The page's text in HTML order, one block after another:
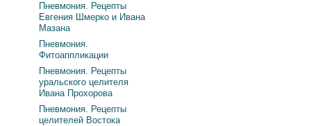
Пневмония. Рецепты
Евгения Шмерко и Ивана
Мазана
Пневмония.
Фитоаппликации
Пневмония. Рецепты
уральского целителя
Ивана Прохорова
Пневмония. Рецепты
целителей Востока